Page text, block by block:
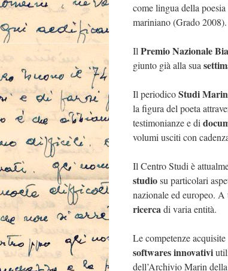
come lingua della
mariniano (Grado 2008).
Il Premio Nazionale
giunto già alla sua
Il periodicoStudi
la figura del poeta
testimonianze e di
volumi usciti con
Il Centro Studi è
studiosu particolari
nazionale ed europeo. A
ricercadi varia entità.
Le competenze
softwares innovativi
dell’Archivio Marin